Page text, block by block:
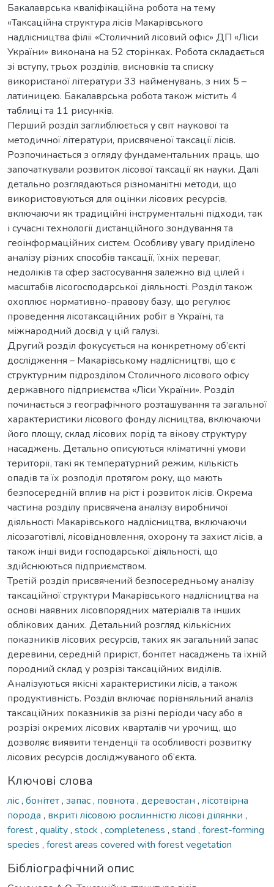
Бакалаврська кваліфікаційна робота на тему
«Таксаційна структура лісів Макарівського
надлісництва філії «Столичний лісовий офіс» ДП «Ліси
України» виконана на 52 сторінках. Робота складається
зі вступу, трьох розділів, висновків та списку
використаної літератури 33 найменувань, з них 5 –
латиницею. Бакалаврська робота також містить 4
таблиці та 11 рисунків.
Перший розділ заглиблюється у світ наукової та
методичної літератури, присвяченої таксації лісів.
Розпочинається з огляду фундаментальних праць, що
започаткували розвиток лісової таксації як науки. Далі
детально розглядаються різноманітні методи, що
використовуються для оцінки лісових ресурсів,
включаючи як традиційні інструментальні підходи, так
і сучасні технології дистанційного зондування та
геоінформаційних систем. Особливу увагу приділено
аналізу різних способів таксації, їхніх переваг,
недоліків та сфер застосування залежно від цілей і
масштабів лісогосподарської діяльності. Розділ також
охоплює нормативно-правову базу, що регулює
проведення лісотаксаційних робіт в Україні, та
міжнародний досвід у цій галузі.
Другий розділ фокусується на конкретному об’єкті
дослідження – Макарівському надлісництві, що є
структурним підрозділом Столичного лісового офісу
державного підприємства «Ліси України». Розділ
починається з географічного розташування та загальної
характеристики лісового фонду лісництва, включаючи
його площу, склад лісових порід та вікову структуру
насаджень. Детально описуються кліматичні умови
території, такі як температурний режим, кількість
опадів та їх розподіл протягом року, що мають
безпосередній вплив на ріст і розвиток лісів. Окрема
частина розділу присвячена аналізу виробничої
діяльності Макарівського надлісництва, включаючи
лісозаготівлі, лісовідновлення, охорону та захист лісів, а
також інші види господарської діяльності, що
здійснюються підприємством.
Третій розділ присвячений безпосередньому аналізу
таксаційної структури Макарівського надлісництва на
основі наявних лісовпорядних матеріалів та інших
облікових даних. Детальний розгляд кількісних
показників лісових ресурсів, таких як загальний запас
деревини, середній приріст, бонітет насаджень та їхній
породний склад у розрізі таксаційних виділів.
Аналізуються якісні характеристики лісів, а також
продуктивність. Розділ включає порівняльний аналіз
таксаційних показників за різні періоди часу або в
розрізі окремих лісових кварталів чи урочищ, що
дозволяє виявити тенденції та особливості розвитку
лісових ресурсів досліджуваного об’єкта.
Ключові слова
ліс, бонітет, запас, повнота , деревостан , лісотвірна
порода , вкриті лісовою рослинністю лісові ділянки ,
forest, quality, stock , completeness , stand , forest-forming
species , forest areas covered with forest vegetation
Бібліографічний опис